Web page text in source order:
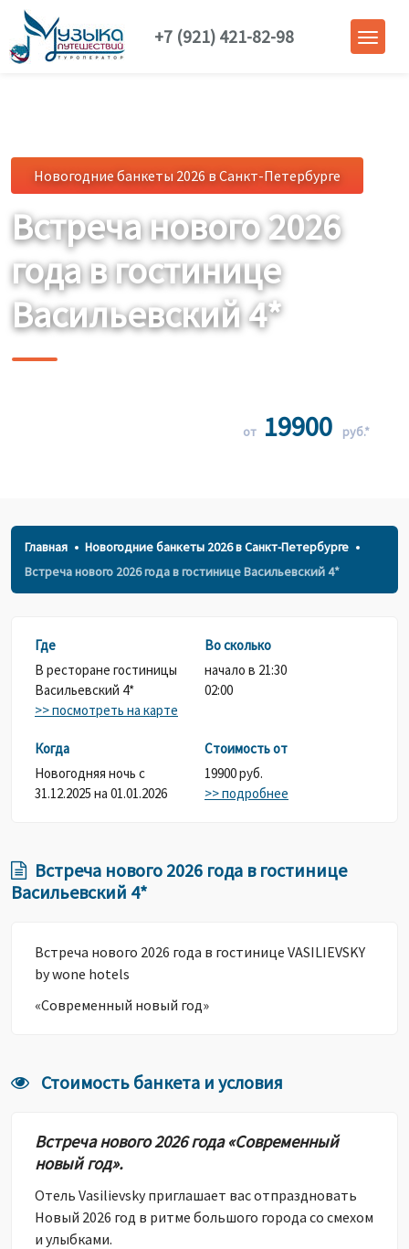
+7 (921) 421-82-98
Новогодние банкеты 2026 в Санкт-Петербурге
Встреча нового 2026
года в гостинице
Васильевский 4*
от 19900 руб.*
Главная
Новогодние банкеты 2026 в Санкт-Петербурге
Встреча нового 2026 года в гостинице Васильевский 4*
Где
В ресторане гостиницы
Васильевский 4*
>> посмотреть на карте
Когда
Новогодняя ночь с
31.12.2025 на 01.01.2026
Во сколько
начало в 21:30
02:00
Стоимость от
19900 руб.
>> подробнее
Встреча нового 2026 года в гостинице
Васильевский 4*
Встреча нового 2026 года в гостинице VASILIEVSKY
by wone hotels
«Современный новый год»
Стоимость банкета и условия
Встреча нового 2026 года «Современный
новый год».
Отель Vasilievsky приглашает вас отпраздновать
Новый 2026 год в ритме большого города со смехом
и улыбками.